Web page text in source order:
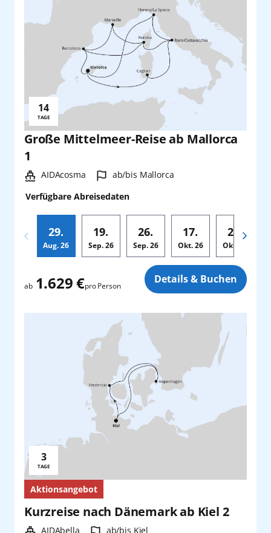
Große Mittelmeer-Reise ab Mallorca
1
Schiff:
AIDAcosma Hafen:
ab/bis Mallorca
Verfügbare Abreisedaten
29.
Aug. 26
19.
Sep.26
26.
Sep.26
17.
Okt.26
24.
Okt.
Reisedauer:
14
TAGE
ab 1.629 €pro Person Details & Buchen
Aktionsangebot
Kurzreise nach Dänemark ab Kiel 2
Schiff:
AIDAbella Hafen:
ab/bis Kiel
Reisedauer:
3
TAGE